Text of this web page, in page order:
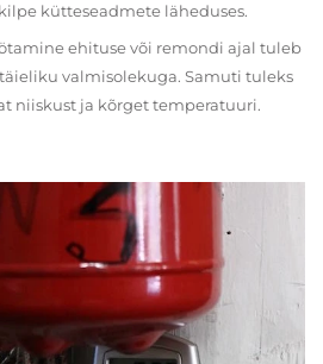
kütteseadmete läheduses.
ehituse või remondi ajal tuleb
valmisolekuga. Samuti tuleks
niiskust ja kõrget temperatuuri.